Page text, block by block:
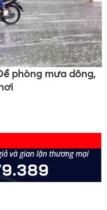
phòng mưa dông,